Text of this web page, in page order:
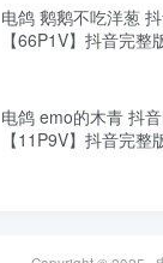
电鸽 鹅鹅不吃洋葱
【66P1V】抖音完整
电鸽 emo的木青 抖
【11P9V】抖音完整